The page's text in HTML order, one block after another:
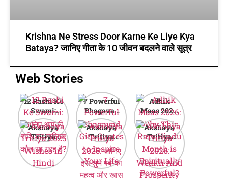
Krishna Ne Stress Door Karne Ke Liye Kya
Bataya? जानिए गीता के 10 जीवन बदलने वाले सूत्र
Web Stories
12 Rashi Ke
Swami:
जानिए आपकी
राशि का मालिक
कौन सा ग्रह है?
7 Powerful
Bhagavad
Gita Quotes
to Inspire
Your Life
Adhik
Maas 2026:
Why This
Rare Hindu
Month is
Spiritually
Powerful?
Akshaya
Tritiya
2025
Wishes in
Hindi
Akshaya
Tritiya
2025: जानिए
इस शुभ पर्व का
महत्व और खास
बातें
Akshaya
Tritiya
2026:
Wealth And
Prosperity
Guide